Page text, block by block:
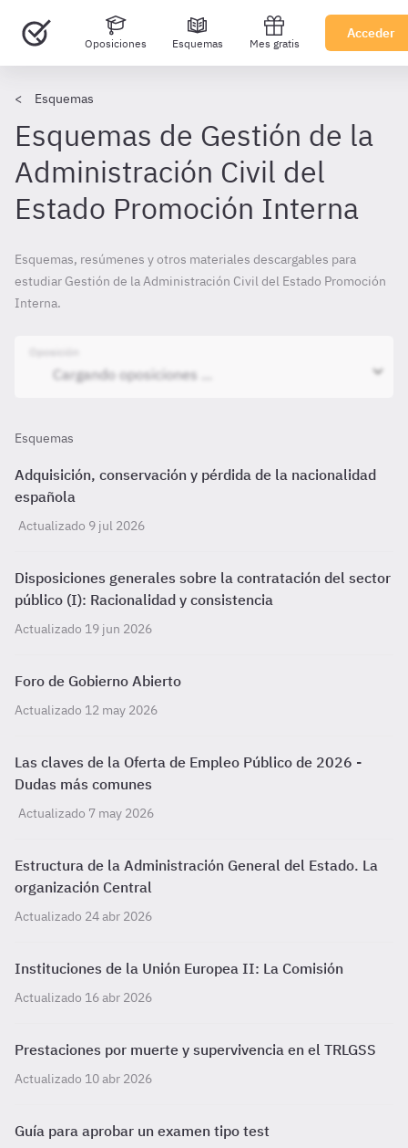
Oposiciones Esquemas Mes gratis
Acceder
Esquemas
Esquemas de Gestión de la
Administración Civil del
Estado Promoción Interna
Esquemas, resúmenes y otros materiales descargables para
estudiar Gestión de la Administración Civil del Estado Promoción
Interna.
Esquemas
Adquisición, conservación y pérdida de la nacionalidad
española
Actualizado 9 jul 2026
Disposiciones generales sobre la contratación del sector
público (I): Racionalidad y consistencia
Actualizado 19 jun 2026
Foro de Gobierno Abierto
Actualizado 12 may 2026
Las claves de la Oferta de Empleo Público de 2026 -
Dudas más comunes
Actualizado 7 may 2026
Estructura de la Administración General del Estado. La
organización Central
Actualizado 24 abr 2026
Instituciones de la Unión Europea II: La Comisión
Actualizado 16 abr 2026
Prestaciones por muerte y supervivencia en el TRLGSS
Actualizado 10 abr 2026
Guía para aprobar un examen tipo test